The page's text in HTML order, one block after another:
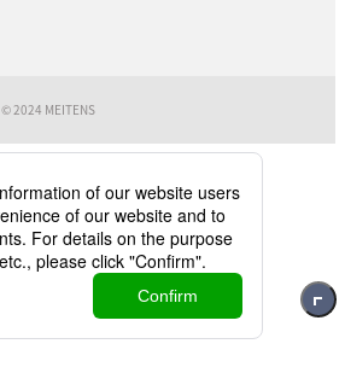
© 2024 MEITENS